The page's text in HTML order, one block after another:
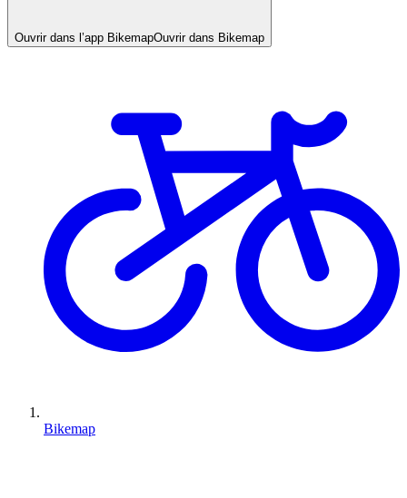
Ouvrir dans l’app BikemapOuvrir dans Bikemap
Bikemap